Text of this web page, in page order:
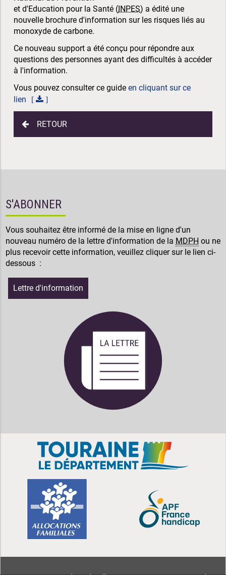
et d'Education pour la Santé ( INPES) a édité une
nouvelle brochure d'information sur les risques liés au
monoxyde de carbone.
Ce nouveau support a été conçu pour répondre aux
questions des personnes ayant des difficultés à accéder
à l'information.
Vous pouvez consulter ce guide en cliquant sur ce
lien
RETOUR
S'ABONNER
Vous souhaitez être informé de la mise en ligne d'un
nouveau numéro de la lettre d'information de la MDPH ou ne
plus recevoir cette information, veuillez cliquer sur le lien ci-
dessous :
Lettre d'information